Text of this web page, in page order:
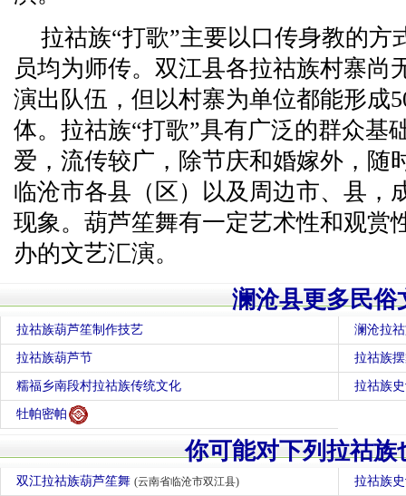
拉祜族“打歌”主要以口传身教的方
员均为师传。双江县各拉祜族村寨尚
演出队伍，但以村寨为单位都能形成
体。拉祜族“打歌”具有广泛的群众基
爱，流传较广，除节庆和婚嫁外，随
临沧市各县（区）以及周边市、县，
现象。葫芦笙舞有一定艺术性和观赏
办的文艺汇演。
澜沧县更多民俗
拉祜族葫芦笙制作技艺 澜沧拉
拉祜族葫芦节 拉祜族
糯福乡南段村拉祜族传统文化 拉祜族
牡帕密帕
你可能对下列拉祜族
双江拉祜族葫芦笙舞 (云南省临沧市双江县) 拉祜族